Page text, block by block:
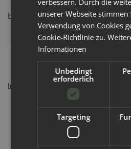
Hinweise:
Nicht unter 0°C lagern
Hergestellt in Deutschland
aus Muelesingfreier Wolle
Inhaltsstoffe
Nichtionische Tenside
Lanolin (pestizidreduziert)
unserer Webseite stimmen
Verwendung von Cookies
Cookie-Richtlinie zu.
Informationen
Unbedingt
erforderlich
Targeting